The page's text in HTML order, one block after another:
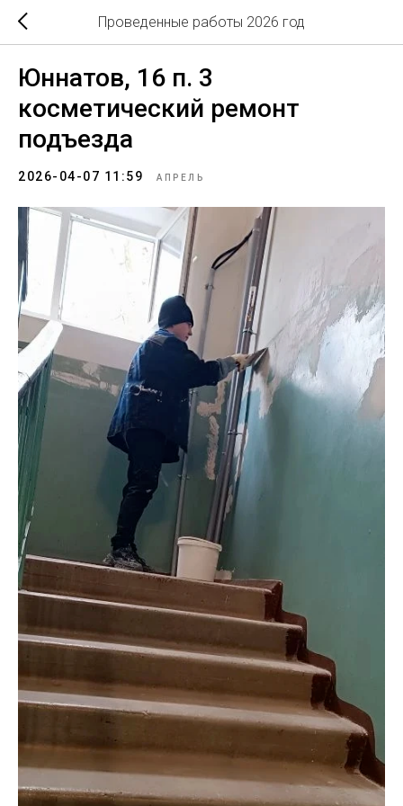
Проведенные работы 2026 год
Юннатов, 16 п. 3
косметический ремонт
подъезда
2026-04-07 11:59 АПРЕЛЬ